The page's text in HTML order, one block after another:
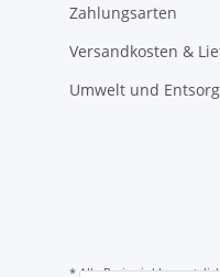
Zahlungsarten
Versandkosten &
Umwelt und
* Alle Preise inkl.